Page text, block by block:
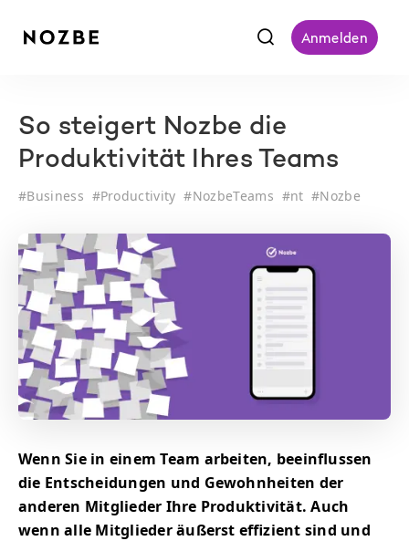
f Anmelden
So steigert Nozbe die
Produktivität Ihres Teams
#Business #Productivity #NozbeTeams #nt #Nozbe
Wenn Sie in einem Team arbeiten, beeinflussen
die Entscheidungen und Gewohnheiten der
anderen Mitglieder Ihre Produktivität. Auch
wenn alle Mitglieder äußerst effizient sind und